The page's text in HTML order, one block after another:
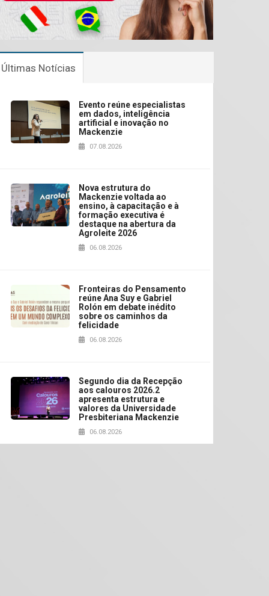
Últimas Notícias
Evento reúne especialistas
em dados, inteligência
artificial e inovação no
Mackenzie
07.08.2026
Nova estrutura do
Mackenzie voltada ao
ensino, à capacitação e à
formação executiva é
destaque na abertura da
Agroleite 2026
06.08.2026
Fronteiras do Pensamento
reúne Ana Suy e Gabriel
Rolón em debate inédito
sobre os caminhos da
felicidade
06.08.2026
Segundo dia da Recepção
aos calouros 2026.2
apresenta estrutura e
valores da Universidade
Presbiteriana Mackenzie
06.08.2026